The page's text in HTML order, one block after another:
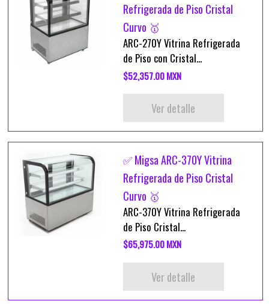
Refrigerada de Piso Cristal
Curvo 🥇
ARC-270Y Vitrina Refrigerada
de Piso con Cristal...
$52,357.00 MXN
Ver detalle
✅ Migsa ARC-370Y Vitrina
Refrigerada de Piso Cristal
Curvo 🥇
ARC-370Y Vitrina Refrigerada
de Piso Cristal...
$65,975.00 MXN
Ver detalle